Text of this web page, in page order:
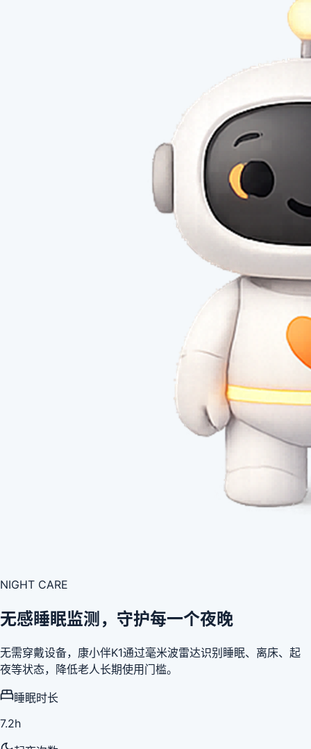
NIGHT CARE
无感睡眠监测，守护每一个夜晚
无需穿戴设备，康小伴K1通过毫米波雷达识别睡眠、离床、起
夜等状态，降低老人长期使用门槛。
睡眠时长
7.2h